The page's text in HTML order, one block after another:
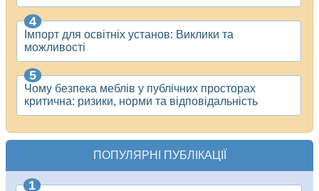
Імпорт для освітніх установ: Виклики та
можливості
Чому безпека меблів у публічних просторах
критична: ризики, норми та відповідальність
ПОПУЛЯРНІ ПУБЛІКАЦІЇ